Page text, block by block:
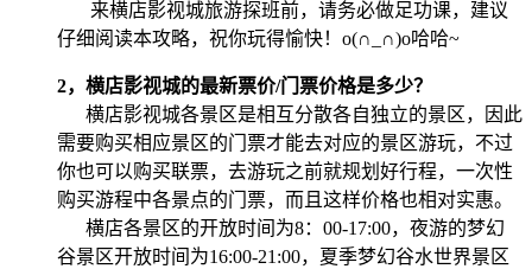
来横店影视城旅游探班前，请务必做足功课，建议
仔细阅读本攻略，祝你玩得愉快！o(∩_∩)o哈哈~
2，横店影视城的最新票价/门票价格是多少？
横店影视城各景区是相互分散各自独立的景区，因此
需要购买相应景区的门票才能去对应的景区游玩，不过
你也可以购买联票，去游玩之前就规划好行程，一次性
购买游程中各景点的门票，而且这样价格也相对实惠。
横店各景区的开放时间为8：00-17:00，夜游的梦幻
谷景区开放时间为16:00-21:00，夏季梦幻谷水世界景区